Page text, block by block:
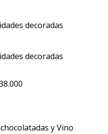
decoradas
decoradas
y Vino